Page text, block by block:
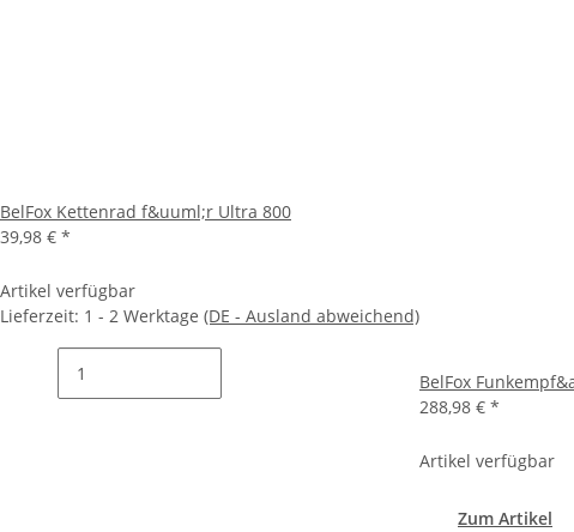
BelFox Kettenrad f&uuml;r Ultra 800
39,98 € *
Artikel verfügbar
Lieferzeit: 1 - 2 Werktage (DE - Ausland abweichend)
BelFox
288,98 € *
Artikel verfügbar
Zum Artikel